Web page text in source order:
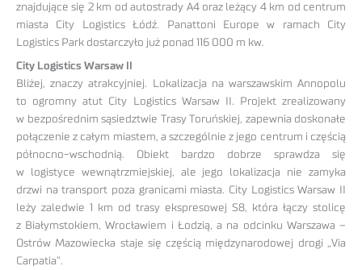
znajdujące się 2 km od autostrady A4 oraz leżący 4 km od centrum
miasta City Logistics Łódź. Panattoni Europe w ramach City
Logistics Park dostarczyło już ponad 116 000 m kw.
City Logistics Warsaw II
Bliżej, znaczy atrakcyjniej. Lokalizacja na warszawskim Annopolu
to ogromny atut City Logistics Warsaw II. Projekt zrealizowany
w bezpośrednim sąsiedztwie Trasy Toruńskiej, zapewnia doskonałe
połączenie z całym miastem, a szczególnie z jego centrum i częścią
północno-wschodnią. Obiekt bardzo dobrze sprawdza się
w logistyce wewnątrzmiejskiej, ale jego lokalizacja nie zamyka
drzwi na transport poza granicami miasta. City Logistics Warsaw II
leży zaledwie 1 km od trasy ekspresowej S8, która łączy stolicę
z Białymstokiem, Wrocławiem i Łodzią, a na odcinku Warszawa –
Ostrów Mazowiecka staje się częścią międzynarodowej drogi „Via
Carpatia”.